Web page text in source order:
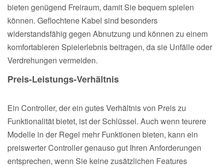
bieten genügend Freiraum, damit Sie bequem spielen
können. Geflochtene Kabel sind besonders
widerstandsfähig gegen Abnutzung und können zu einem
komfortableren Spielerlebnis beitragen, da sie Unfälle oder
Verdrehungen vermeiden.
Preis-Leistungs-Verhältnis
Ein Controller, der ein gutes Verhältnis von Preis zu
Funktionalität bietet, ist der Schlüssel. Auch wenn teurere
Modelle in der Regel mehr Funktionen bieten, kann ein
preiswerter Controller genauso gut Ihren Anforderungen
entsprechen, wenn Sie keine zusätzlichen Features